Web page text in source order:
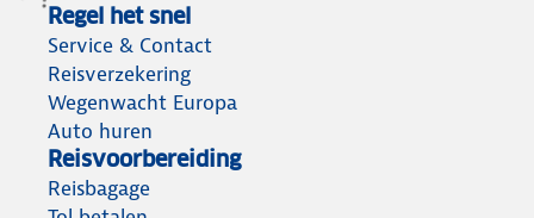
Regel het snel
Service & Contact
Reisverzekering
Wegenwacht Europa
Auto huren
Reisvoorbereiding
Reisbagage